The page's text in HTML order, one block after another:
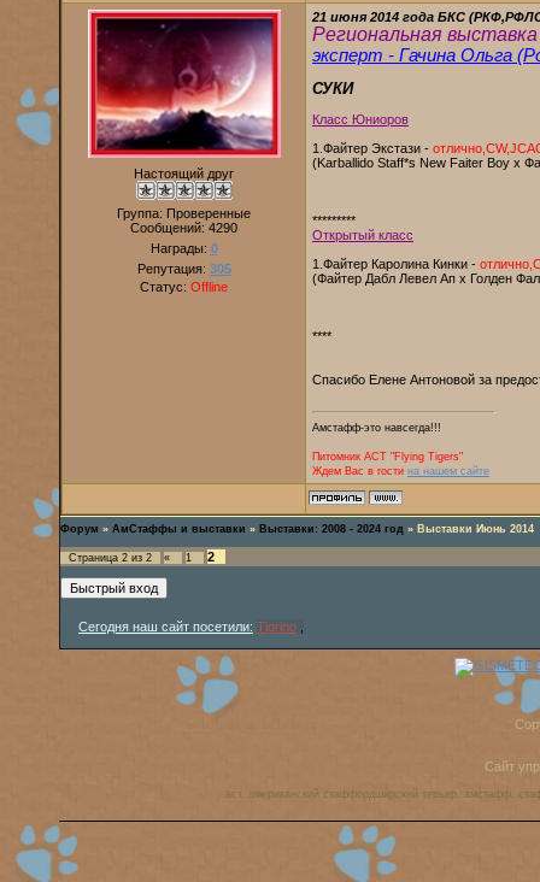
Настоящий друг
Группа: Проверенные
Сообщений: 4290
Награды: 0
Репутация: 305
Статус: Offline
21 июня 2014 года БКС
Региональная
эксперт - Гачина Ольга
СУКИ
Класс Юниоров
1.Файтер Экстази -
(Karballido Staff*s New Faiter Boy х
*********
Открытый класс
1.Файтер Каролина Кинки -
(Файтер Дабл Левел Ап х Голден
****
Спасибо Елене Антоновой за
Амстафф-это навсегда!!!
Питомник AСТ "Flying Tigers"
Ждем Вас в гости на нашем сайте
Форум » АмСтаффы и выставки » Выставки: 2008 - 2024 год » Выставки Июнь 2014
Страница 2 из 2 « 1 2
Сегодня наш сайт посетили: Tigrino
Сайт
аст, американский стаффордширский терьер, амстафф,